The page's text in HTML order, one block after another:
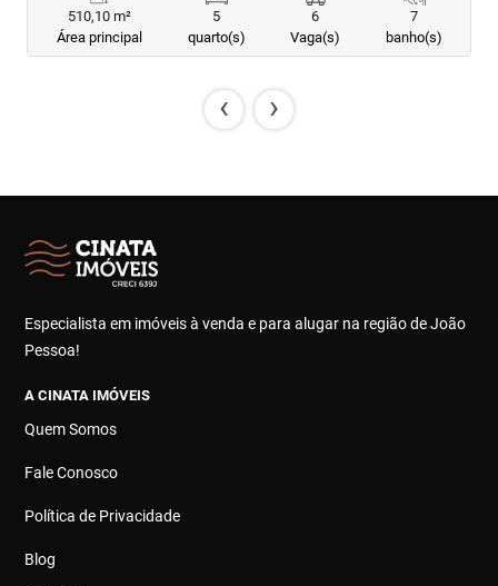
510,10 m²
Área principal
5
quarto(s)
6
Vaga(s)
7
banho(s)
‹ ›
Especialista em imóveis à venda e para alugar na região de João
Pessoa!
A CINATA IMÓVEIS
Quem Somos
Fale Conosco
Política de Privacidade
Blog